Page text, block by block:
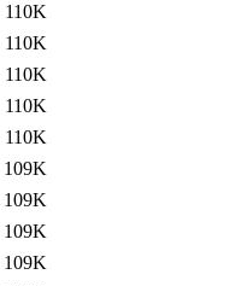
110K
110K
110K
110K
110K
109K
109K
109K
109K